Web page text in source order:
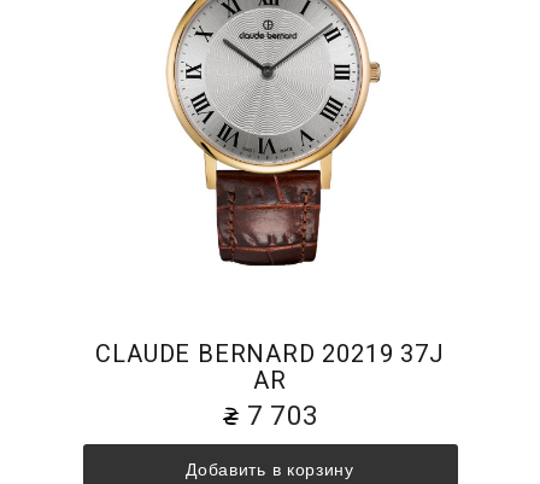
CLAUDE BERNARD 20219 37J
AR
7 703
Добавить в корзину